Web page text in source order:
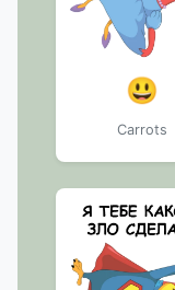
😃
Carrots